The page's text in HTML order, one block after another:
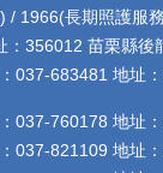
/ 1966(長期照護
苗栗縣後龍鎮
037-683481 地址
037-760178 地址
037-821109 地址